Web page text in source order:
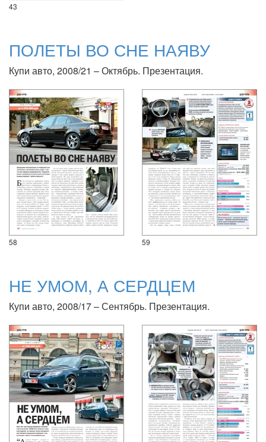
43
ПОЛЕТЫ ВО СНЕ НАЯВУ
Купи авто, 2008/21 – Октябрь. Презентация.
58 59
НЕ УМОМ, А СЕРДЦЕМ
Купи авто, 2008/17 – Сентябрь. Презентация.